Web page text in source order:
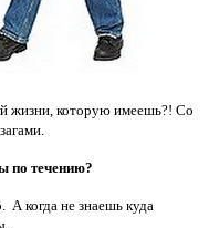
жизни, которую имеешь?! Со
по течению?
когда не знаешь куда